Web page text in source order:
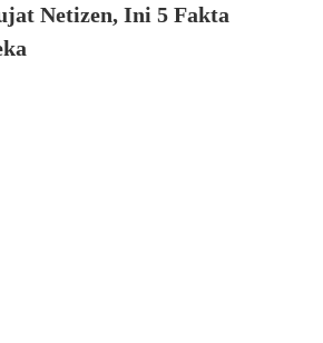
Netizen, Ini 5 Fakta